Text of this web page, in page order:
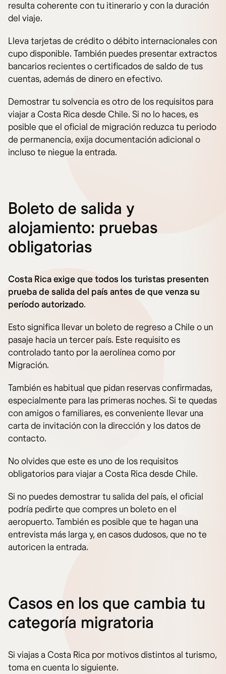
resulta coherente con tu itinerario y con la duración
del viaje.
Lleva tarjetas de crédito o débito internacionales con
cupo disponible. También puedes presentar extractos
bancarios recientes o certificados de saldo de tus
cuentas, además de dinero en efectivo.
Demostrar tu solvencia es otro de los requisitos para
viajar a Costa Rica desde Chile. Si no lo haces, es
posible que el oficial de migración reduzca tu periodo
de permanencia, exija documentación adicional o
incluso te niegue la entrada.
Boleto de salida y
alojamiento: pruebas
obligatorias
Costa Rica exige que todos los turistas presenten
prueba de salida del país antes de que venza su
período autorizado.
Esto significa llevar un boleto de regreso a Chile o un
pasaje hacia un tercer país. Este requisito es
controlado tanto por la aerolínea como por
Migración.
También es habitual que pidan reservas confirmadas,
especialmente para las primeras noches. Si te quedas
con amigos o familiares, es conveniente llevar una
carta de invitación con la dirección y los datos de
contacto.
No olvides que este es uno de los requisitos
obligatorios para viajar a Costa Rica desde Chile.
Si no puedes demostrar tu salida del país, el oficial
podría pedirte que compres un boleto en el
aeropuerto. También es posible que te hagan una
entrevista más larga y, en casos dudosos, que no te
autoricen la entrada.
Casos en los que cambia tu
categoría migratoria
Si viajas a Costa Rica por motivos distintos al turismo,
toma en cuenta lo siguiente.